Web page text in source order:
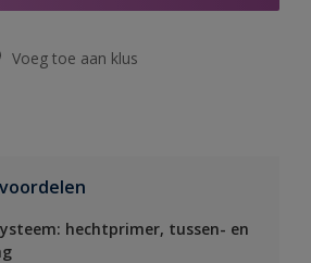
Voeg toe aan klus
hechtprimer, tussen- en